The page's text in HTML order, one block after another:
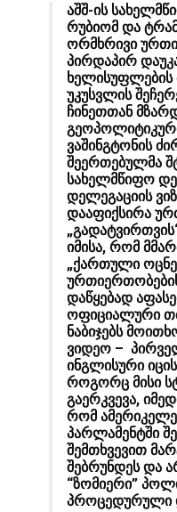
აშშ-ის
რუბიომ და
ორმხრივი
პირდაპირ
უკუსვლის
ჩინეთთან
გეოპოლიტიკური
ვაშინგტონის
შეერთებულმა
სახელმწიფო
დელეგაციის
დააფიქსირა
იმისა, რომ
„ქართული
დაწყებად
ოფიციალური
ნაბიჯებს
ვიდეო –
ინგლისური
როგორც მისი
გაერკვევა,
რომ
პარლამენტში
შემთხვევით
შებრუნდეს და
“ზომიერი”
პროცედურული